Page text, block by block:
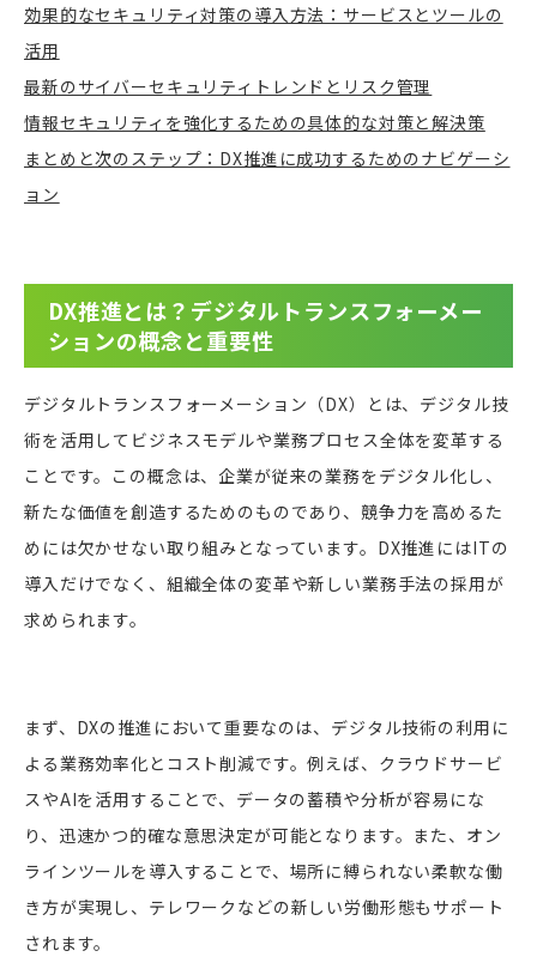
効果的なセキュリティ対策の導入方法：サービスとツールの
活用
最新のサイバーセキュリティトレンドとリスク管理
情報セキュリティを強化するための具体的な対策と解決策
まとめと次のステップ：DX推進に成功するためのナビゲーシ
ョン
DX推進とは？デジタルトランスフォーメー
ションの概念と重要性
デジタルトランスフォーメーション（DX）とは、デジタル技
術を活用してビジネスモデルや業務プロセス全体を変革する
ことです。この概念は、企業が従来の業務をデジタル化し、
新たな価値を創造するためのものであり、競争力を高めるた
めには欠かせない取り組みとなっています。DX推進にはITの
導入だけでなく、組織全体の変革や新しい業務手法の採用が
求められます。
まず、DXの推進において重要なのは、デジタル技術の利用に
よる業務効率化とコスト削減です。例えば、クラウドサービ
スやAIを活用することで、データの蓄積や分析が容易にな
り、迅速かつ的確な意思決定が可能となります。また、オン
ラインツールを導入することで、場所に縛られない柔軟な働
き方が実現し、テレワークなどの新しい労働形態もサポート
されます。